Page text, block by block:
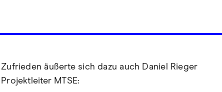
Zufrieden äußerte sich dazu auch Daniel Rieger
Projektleiter MTSE: